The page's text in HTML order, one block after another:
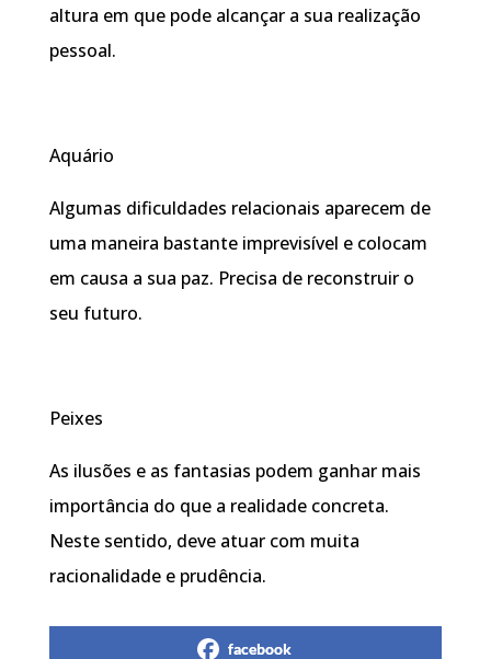
altura em que pode alcançar a sua realização
pessoal.
Aquário
Algumas dificuldades relacionais aparecem de
uma maneira bastante imprevisível e colocam
em causa a sua paz. Precisa de reconstruir o
seu futuro.
Peixes
As ilusões e as fantasias podem ganhar mais
importância do que a realidade concreta.
Neste sentido, deve atuar com muita
racionalidade e prudência.
facebook